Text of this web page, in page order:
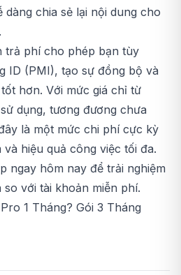
dàng chia sẻ lại nội dung cho
trả phí cho phép bạn tùy
ID (PMI), tạo sự đồng bộ và
hơn. Với mức giá chỉ từ
dụng, tương đương chưa
là một mức chi phí cực kỳ
hiệu quả công việc tối đa.
ngay hôm nay để trải nghiệm
với tài khoản miễn phí.
1 Tháng? Gói 3 Tháng